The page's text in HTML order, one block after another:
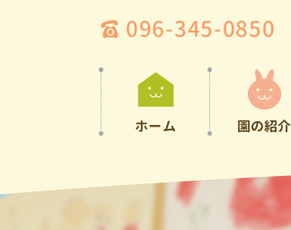
096-345-0850
ホーム 園の紹介